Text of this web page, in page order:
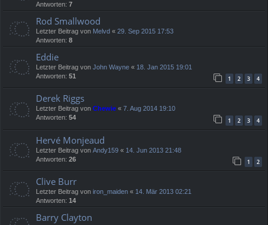
Antworten: 7
Rod Smallwood
Letzter Beitrag von Melvd « 29. Sep 2015 17:53
Antworten: 8
Eddie
Letzter Beitrag von John Wayne « 18. Jan 2015 19:01
Antworten: 51 1 2 3 4
Derek Riggs
Letzter Beitrag von Chewie « 7. Aug 2014 19:10
Antworten: 54 1 2 3 4
Hervé Monjeaud
Letzter Beitrag von Andy159 « 14. Jun 2013 21:48
Antworten: 26 1 2
Clive Burr
Letzter Beitrag von iron_maiden « 14. Mär 2013 02:21
Antworten: 14
Barry Clayton